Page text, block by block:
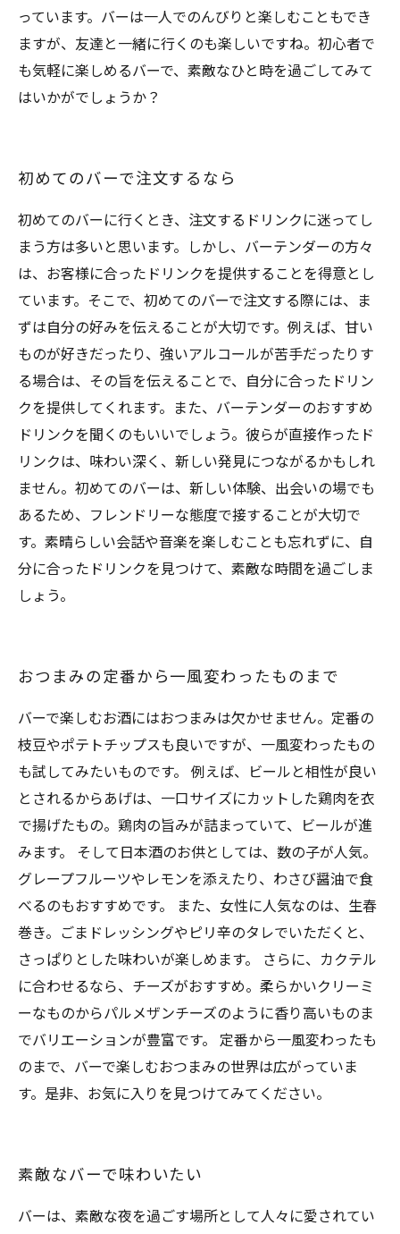
っています。バーは一人でのんびりと楽しむこともでき
ますが、友達と一緒に行くのも楽しいですね。初心者で
も気軽に楽しめるバーで、素敵なひと時を過ごしてみて
はいかがでしょうか？
初めてのバーで注文するなら
初めてのバーに行くとき、注文するドリンクに迷ってし
まう方は多いと思います。しかし、バーテンダーの方々
は、お客様に合ったドリンクを提供することを得意とし
ています。そこで、初めてのバーで注文する際には、ま
ずは自分の好みを伝えることが大切です。例えば、甘い
ものが好きだったり、強いアルコールが苦手だったりす
る場合は、その旨を伝えることで、自分に合ったドリン
クを提供してくれます。また、バーテンダーのおすすめ
ドリンクを聞くのもいいでしょう。彼らが直接作ったド
リンクは、味わい深く、新しい発見につながるかもしれ
ません。初めてのバーは、新しい体験、出会いの場でも
あるため、フレンドリーな態度で接することが大切で
す。素晴らしい会話や音楽を楽しむことも忘れずに、自
分に合ったドリンクを見つけて、素敵な時間を過ごしま
しょう。
おつまみの定番から一風変わったものまで
バーで楽しむお酒にはおつまみは欠かせません。定番の
枝豆やポテトチップスも良いですが、一風変わったもの
も試してみたいものです。 例えば、ビールと相性が良い
とされるからあげは、一口サイズにカットした鶏肉を衣
で揚げたもの。鶏肉の旨みが詰まっていて、ビールが進
みます。 そして日本酒のお供としては、数の子が人気。
グレープフルーツやレモンを添えたり、わさび醤油で食
べるのもおすすめです。 また、女性に人気なのは、生春
巻き。ごまドレッシングやピリ辛のタレでいただくと、
さっぱりとした味わいが楽しめます。 さらに、カクテル
に合わせるなら、チーズがおすすめ。柔らかいクリーミ
ーなものからパルメザンチーズのように香り高いものま
でバリエーションが豊富です。 定番から一風変わったも
のまで、バーで楽しむおつまみの世界は広がっていま
す。是非、お気に入りを見つけてみてください。
素敵なバーで味わいたい
バーは、素敵な夜を過ごす場所として人々に愛されてい